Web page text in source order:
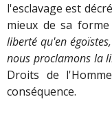
l'esclavage est
mieux de sa
liberté qu'en
nous proclamons la
Droits de
conséquence.